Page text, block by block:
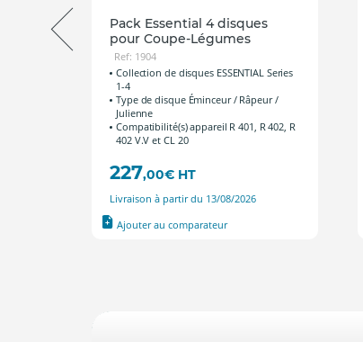
Pack Essential 4 disques
pour Coupe-Légumes
Ref: 1904
Collection de disques ESSENTIAL Series
1-4
Type de disque Éminceur / Râpeur /
Julienne
Compatibilité(s) appareil R 401, R 402, R
402 V.V et CL 20
227,00€ HT
Livraison à partir du 13/08/2026
Ajouter au comparateur